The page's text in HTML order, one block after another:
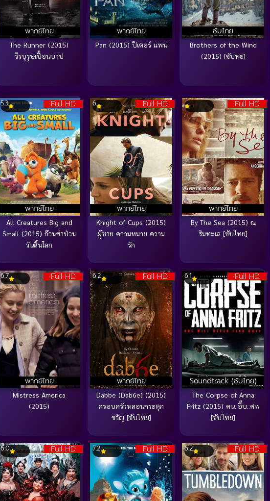
พากย์ไทย
The Runner (2015)
วีรบุรุษเปื้อนบาป
พากย์ไทย
Pan (2015) ปีเตอร์ แพน
ซับไทย
Brothers of the Wind
(2015) [ซับทย]
Full HD
พากย์ไทย
5.3
All Creatures Big and
Small (2015) ก๊วนซ่าป่วน
วันสิ้นโลก
Full HD
พากย์ไทย
6
Knight of Cups (2015)
ผู้ชาย ความหมาย ความ
รัก
Full HD
พากย์ไทย
By The Sea (2015) ณ
ริมทะเล [ซับไทย]
Full HD
พากย์ไทย
6.7
Mistress America
(2015)
Full HD
พากย์ไทย
6.2
Dabbe (Dab6e) (2015)
ครอบครัวหลอนกระตุก
ขวัญ [ซับไทย]
Full HD
Soundtrack (ซับไทย)
6.1
The Corpse of Anna
Fritz (2015) คน..อึ๊บ..ศพ
[ซับไทย]
Full HD
6.0 Full HD
7.2 Full HD
6.2